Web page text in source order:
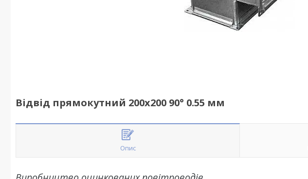
Відвід прямокутний 200х200 90° 0.55 мм
Опис